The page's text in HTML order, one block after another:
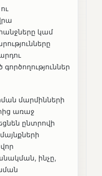
կամ
մարմինների
առաջ
ընտրովի
ինչը,